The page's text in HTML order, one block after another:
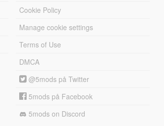
Cookie Policy
Manage cookie settings
Terms of Use
DMCA
@5mods på Twitter
5mods på Facebook
5mods on Discord